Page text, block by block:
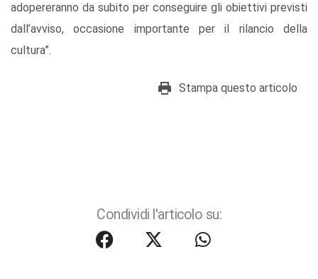
adopereranno da subito per conseguire gli obiettivi previsti
dall’avviso, occasione importante per il rilancio della
cultura”.
Stampa questo articolo
Condividi l'articolo su: